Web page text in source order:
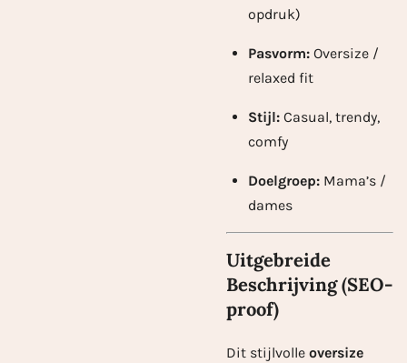
opdruk)
Pasvorm: Oversize /
relaxed fit
Stijl: Casual, trendy,
comfy
Doelgroep: Mama’s /
dames
Uitgebreide
Beschrijving (SEO-
proof)
Dit stijlvolle oversize